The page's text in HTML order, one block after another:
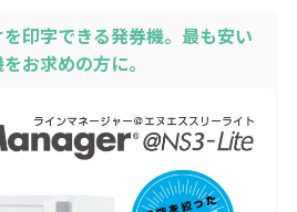
印字できる発券機。最も安い
お求めの方に。